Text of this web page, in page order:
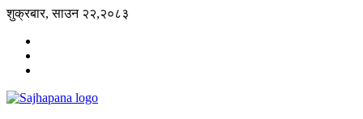
शुक्रबार, साउन २२,२०८३